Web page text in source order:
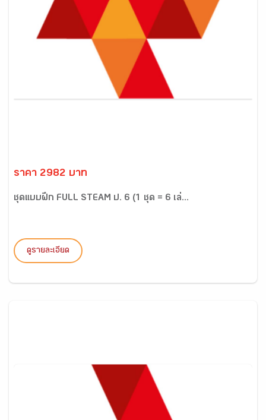
ราคา 2982 บาท
ชุดแบบฝึก FULL STEAM ป. 6 (1 ชุด = 6 เล่...
ดูรายละเอียด